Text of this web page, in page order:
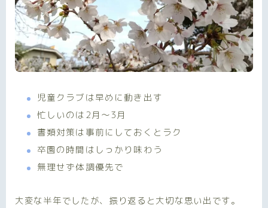
児童クラブは早めに動き出す
忙しいのは2月〜3月
書類対策は事前にしておくとラク
卒園の時間はしっかり味わう
無理せず体調優先で
大変な半年でしたが、振り返ると大切な思い出です。